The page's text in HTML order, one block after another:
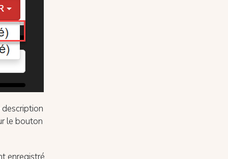
le bouton
enregistré